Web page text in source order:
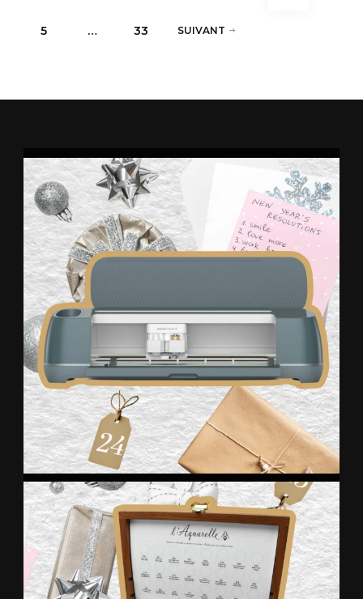
publications
PAGE
5 … PAGE
33 SUIVANT